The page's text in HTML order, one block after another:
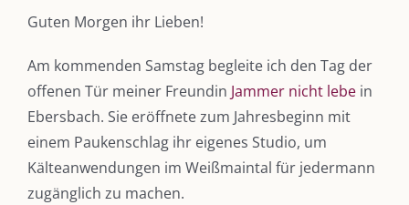
Guten Morgen ihr Lieben!
Am kommenden Samstag begleite ich den Tag der
offenen Tür meiner Freundin Jammer nicht lebe in
Ebersbach. Sie eröffnete zum Jahresbeginn mit
einem Paukenschlag ihr eigenes Studio, um
Kälteanwendungen im Weißmaintal für jedermann
zugänglich zu machen.